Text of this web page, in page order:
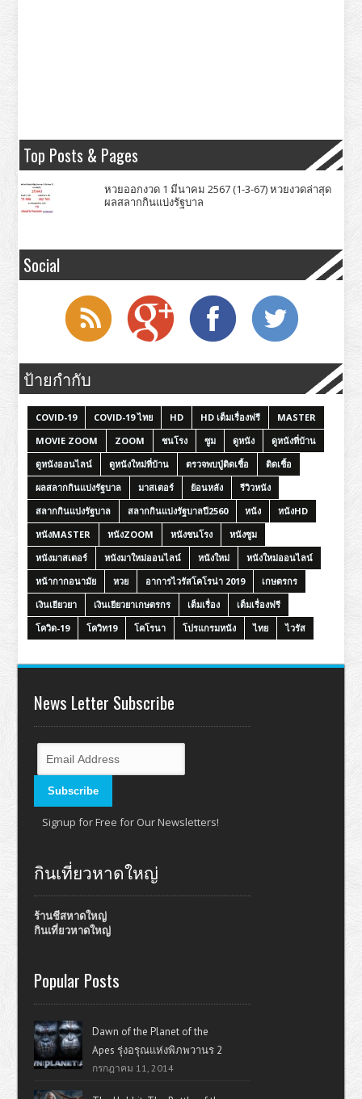
Top Posts & Pages
หวยออกงวด 1 มีนาคม 2567 (1-3-67) หวยงวดล่าสุด
ผลสลากกินแบ่งรัฐบาล
Social
ป้ายกำกับ
COVID-19 COVID-19 ไทย HD HD เต็มเรื่องฟรี
MASTER
MOVIE ZOOM
ZOOM ชนโรง ซูม ดูหนัง
ดูหนังที่บ้าน
ดูหนังออนไลน์
ดูหนังใหม่ที่บ้าน ตรวจพบปู่ติดเชื้อ
ติดเชื้อ
ผลสลากกินแบ่งรัฐบาล
มาสเตอร์ ย้อนหลัง
รีวิวหนัง
สลากกินแบ่งรัฐบาล
สลากกินแบ่งรัฐบาลปี2560 หนัง
หนังHD
หนังMASTER
หนังZOOM หนังชนโรง
หนังซูม
หนังมาสเตอร์
หนังมาใหม่ออนไลน์ หนังใหม่
หนังใหม่ออนไลน์
หน้ากากอนามัย
หวย อาการไวรัสโคโรน่า 2019
เกษตรกร
เงินเยียวยา
เงินเยียวยาเกษตรกร เต็มเรื่อง
เต็มเรื่องฟรี
โควิด-19
โควิท19 โคโรนา โปรแกรมหนัง ไทย ไวรัส
News Letter Subscribe
Signup for Free for Our Newsletters!
กินเที่ยวหาดใหญ่
ร้านชีสหาดใหญ่
กินเที่ยวหาดใหญ่
Popular Posts
Dawn of the Planet of the
Apes รุ่งอรุณแห่งพิภพวานร 2
กรกฎาคม 11, 2014